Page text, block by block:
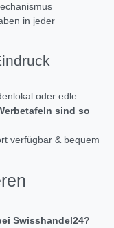
in jeder
oder edle
sind so
verfügbar & bequem
Swisshandel24?